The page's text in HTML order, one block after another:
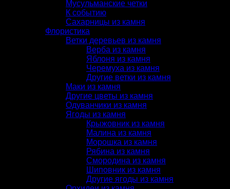
Мусульманские четки
К событию
Сахарницы из камня
Флористика
Ветки деревьев из камня
Верба из камня
Яблоня из камня
Черемуха из камня
Другие ветки из камня
Маки из камня
Другие цветы из камня
Одуванчики из камня
Ягоды из камня
Крыжовник из камня
Малина из камня
Морошка из камня
Рябина из камня
Смородина из камня
Шиповник из камня
Другие ягоды из камня